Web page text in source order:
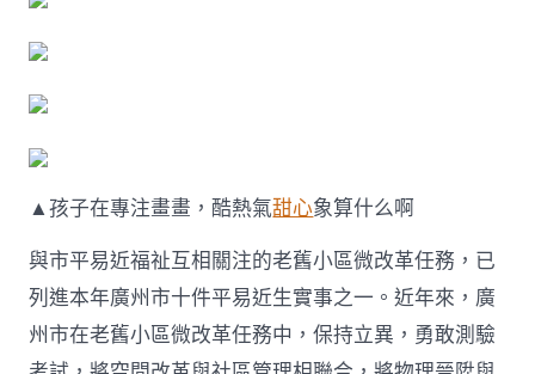
▲孩子在專注畫畫，酷熱氣甜心象算什么啊
與市平易近福祉互相關注的老舊小區微改革任務，已
列進本年廣州市十件平易近生實事之一。近年來，廣
州市在老舊小區微改革任務中，保持立異，勇敢測驗